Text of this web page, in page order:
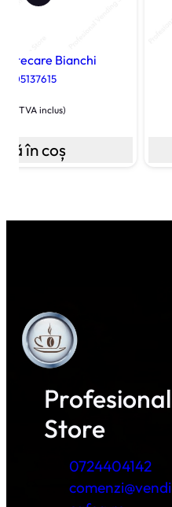
Bianchi
(TVA inclus)
în coș
Store
0724404142